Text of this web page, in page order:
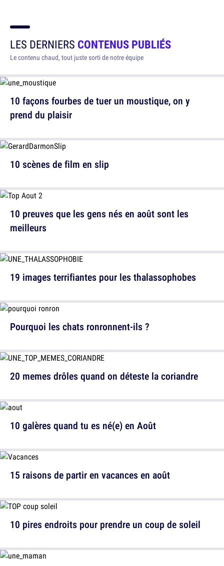
LES DERNIERS CONTENUS PUBLIÉS
Le contenu chaud, tout juste sorti de notre équipe
10 façons fourbes de tuer un moustique, on y
prend du plaisir
10 preuves que les gens nés en août sont les
meilleurs
Pourquoi les chats ronronnent-ils ?
10 galères quand tu es né(e) en Août
10 pires endroits pour prendre un coup de soleil
10 scènes de film en slip
19 images terrifiantes pour les thalassophobes
20 memes drôles quand on déteste la coriandre
15 raisons de partir en vacances en août